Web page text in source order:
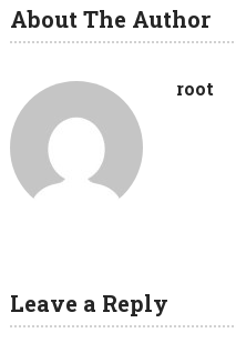
About The Author
root
Leave a Reply